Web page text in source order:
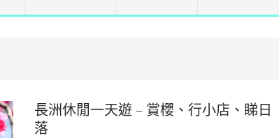
長洲休閒一天遊 – 賞櫻、行小店、睇日
落